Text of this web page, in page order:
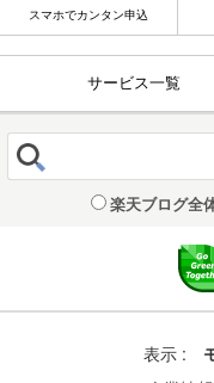
スマホでカンタン申込
サービス一覧
楽天ブログ全
表示 :